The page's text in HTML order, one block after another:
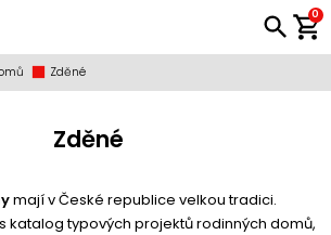
0
Zděné
Zděné
mají v České republice velkou tradici.
katalog typových projektů rodinných domů,